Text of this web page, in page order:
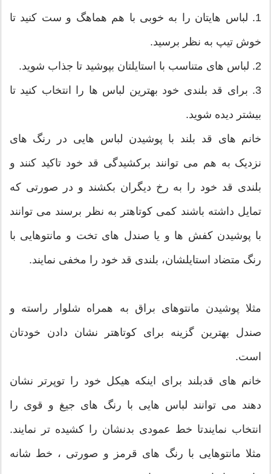
1. لباس هایتان را به خوبی با هم هماهگ و ست کنید تا
خوش تیپ به نظر برسید.
2. لباس های متناسب با استایلتان بپوشید تا جذاب شوید.
3. برای قد بلندی خود بهترین لباس ها را انتخاب کنید تا
بیشتر دیده شوید.
خانم های قد بلند با پوشیدن لباس هایی در رنگ های
نزدیک به هم می توانند برکشیدگی قد خود تاکید کنند و
بلندی قد خود را به رخ دیگران بکشند و در صورتی که
تمایل داشته باشند کمی کوتاهتر به نظر برسند می توانند
با پوشیدن کفش ها و یا صندل های تخت و مانتوهایی با
رنگ متضاد استایلشان، بلندی قد خود را مخفی نمایند.
مثلا پوشیدن مانتوهای براق به همراه شلوار راسته و
صندل بهترین گزینه برای کوتاهتر نشان دادن خودتان
است.
خانم های قدبلند برای اینکه هیکل خود را توپرتر نشان
دهند می توانند لباس هایی با رنگ های جیغ و قوی را
انتخاب نمایندتا خط عمودی بدنشان را کشیده تر نمایند.
مثلا مانتوهایی با رنگ های قرمز و صورتی ، خط شانه